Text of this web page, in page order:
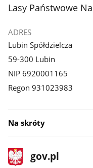
stopka
Lasy Państwowe
ADRES
Lubin Spółdzielcza
59-300 Lubin
NIP 6920001165
Regon 931023983
Na skróty
stopka
gov.pl
Strona
gov.pl